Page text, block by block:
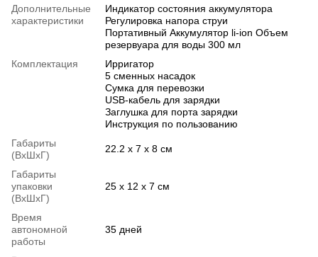
Дополнительные
характеристики
Индикатор состояния аккумулятора
Регулировка напора струи
Портативный Аккумулятор li-ion Объем
резервуара для воды 300 мл
Комплектация
Ирригатор
5 сменных насадок
Сумка для перевозки
USB-кабель для зарядки
Заглушка для порта зарядки
Инструкция по пользованию
Габариты
(ВхШхГ)
22.2 х 7 х 8 см
Габариты
упаковки
(ВхШхГ)
25 х 12 х 7 см
Время
автономной
работы
35 дней